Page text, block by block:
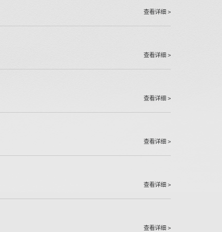
查看详细 >
查看详细 >
查看详细 >
查看详细 >
查看详细 >
查看详细 >